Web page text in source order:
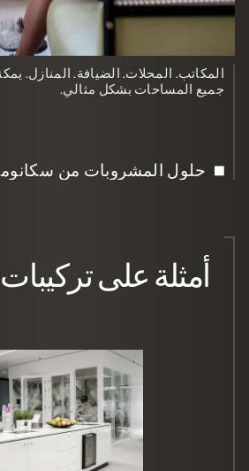
المكاتب. المحلات. الضيافة. المنازل.
جميع المساحات بشكل مثالي.
حلول المشروبات من
أمثلة على تركيبات